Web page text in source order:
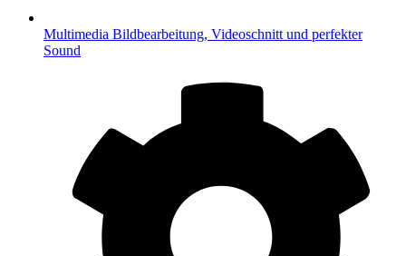
Multimedia Bildbearbeitung, Videoschnitt und perfekter
Sound